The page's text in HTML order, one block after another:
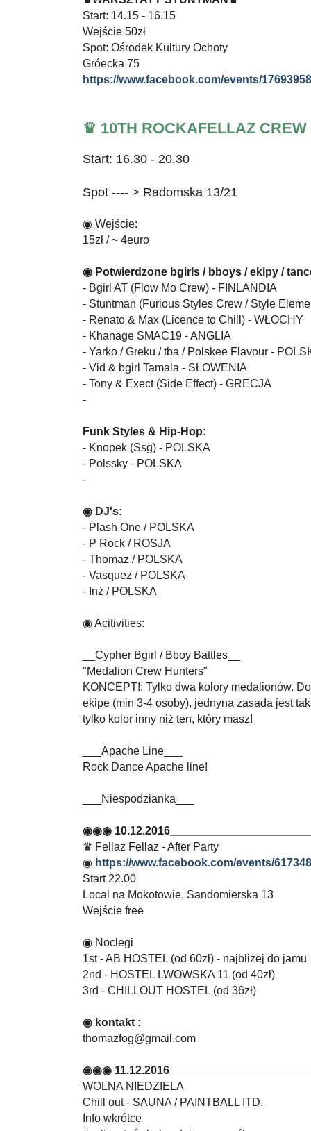
Start: 14.15 - 16.15
Wejście 50zł
Spot: Ośrodek Kultury Ochoty
Gróecka 75
https://www.facebook.com/events/
♛ 10TH ROCKAFELLAZ
Start: 16.30 - 20.30
Spot ---- > Radomska 13/21
◉ Wejście:
15zł / ~ 4euro
◉ Potwierdzone bgirls / bboys / ekipy /
- Bgirl AT (Flow Mo Crew) - FINLANDIA
- Stuntman (Furious Styles Crew / Style
- Renato & Max (Licence to Chill) - WŁOCHY
- Khanage SMAC19 - ANGLIA
- Yarko / Greku / tba / Polskee Flavour -
- Vid & bgirl Tamala - SŁOWENIA
- Tony & Exect (Side Effect) - GRECJA
-
Funk Styles & Hip-Hop:
- Knopek (Ssg) - POLSKA
- Polssky - POLSKA
-
◉ DJ's:
- Plash One / POLSKA
- P Rock / ROSJA
- Thomaz / POLSKA
- Vasquez / POLSKA
- Inż / POLSKA
◉ Acitivities:
__Cypher Bgirl / Bboy Battles__
"Medalion Crew Hunters"
KONCEPT!: Tylko dwa kolory medalionów.
ekipe (min 3-4 osoby), jednyna zasada jest
tylko kolor inny niż ten, który masz!
___Apache Line___
Rock Dance Apache line!
___Niespodzianka___
◉◉◉
♛ Fellaz Fellaz - After Party
◉ https://www.facebook.com/events/
Start 22.00
Local na Mokotowie, Sandomierska 13
Wejście free
◉ Noclegi
1st - AB HOSTEL (od 60zł) - najbliżej do jamu
2nd - HOSTEL LWOWSKA 11 (od 40zł)
3rd - CHILLOUT HOSTEL (od 36zł)
◉ kontakt :
thomazfog@gmail.com
◉◉◉
WOLNA NIEDZIELA
Chill out - SAUNA / PAINTBALL ITD.
Info wkrótce